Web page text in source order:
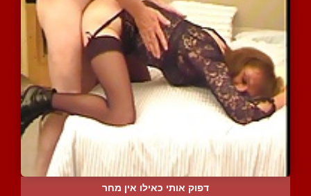
דפוק אותי כאילו אין מחר